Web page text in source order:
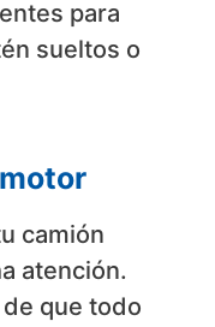
para
sueltos o
camión
atención.
que todo